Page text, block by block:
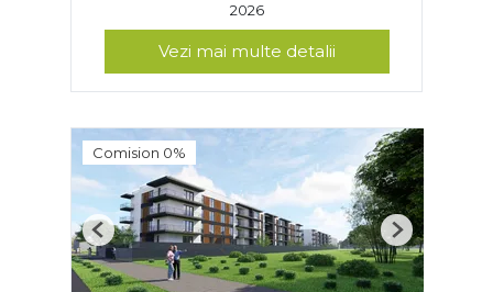
2026
Vezi mai multe detalii
Comision 0%
Previous Next